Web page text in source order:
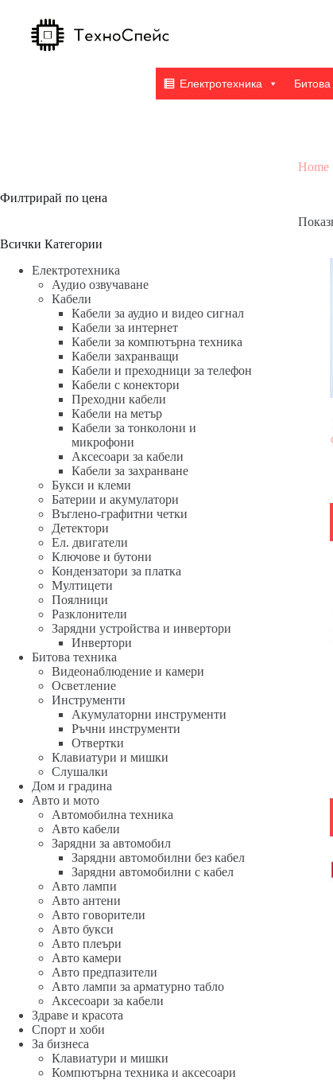
content
Електротехника Битова
Home
Филтрирай по цена
Всички Категории
Електротехника
Аудио озвучаване
Кабели
Кабели за аудио и видео сигнал
Кабели за интернет
Кабели за компютърна техника
Кабели захранващи
Кабели и преходници за телефон
Кабели с конектори
Преходни кабели
Кабели на метър
Кабели за тонколони и
микрофони
Аксесоари за кабели
Кабели за захранване
Букси и клеми
Батерии и акумулатори
Въглено-графитни четки
Детектори
Ел. двигатели
Ключове и бутони
Кондензатори за платка
Мултицети
Поялници
Разклонители
Зарядни устройства и инвертори
Инвертори
Битова техника
Видеонаблюдение и камери
Осветление
Инструменти
Акумулаторни инструменти
Ръчни инструменти
Отвертки
Клавиатури и мишки
Слушалки
Дом и градина
Авто и мото
Автомобилна техника
Авто кабели
Зарядни за автомобил
Зарядни автомобилни без кабел
Зарядни автомобилни с кабел
Авто лампи
Авто антени
Авто говорители
Авто букси
Авто плеъри
Авто камери
Авто предпазители
Авто лампи за арматурно табло
Аксесоари за кабели
Здраве и красота
Спорт и хоби
За бизнеса
Клавиатури и мишки
Компютърна техника и аксесоари